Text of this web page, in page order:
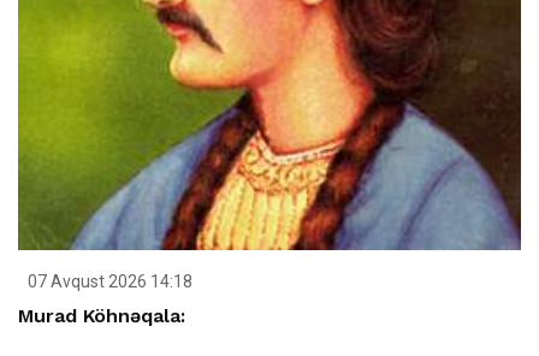
07 Avqust 2026 14:18
Murad Köhnəqala: